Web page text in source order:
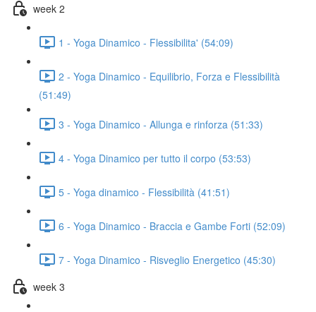
week 2
1 - Yoga Dinamico - Flessibilita' (54:09)
2 - Yoga Dinamico - Equilibrio, Forza e Flessibilità
(51:49)
3 - Yoga Dinamico - Allunga e rinforza (51:33)
4 - Yoga Dinamico per tutto il corpo (53:53)
5 - Yoga dinamico - Flessibilità (41:51)
6 - Yoga Dinamico - Braccia e Gambe Forti (52:09)
7 - Yoga Dinamico - Risveglio Energetico (45:30)
week 3